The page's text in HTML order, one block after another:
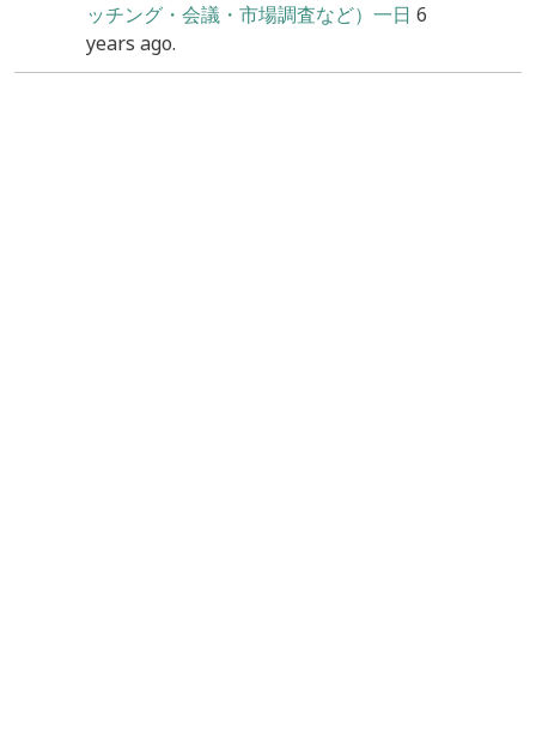
ッチング・会議・市場調査など）一日 6
years ago.